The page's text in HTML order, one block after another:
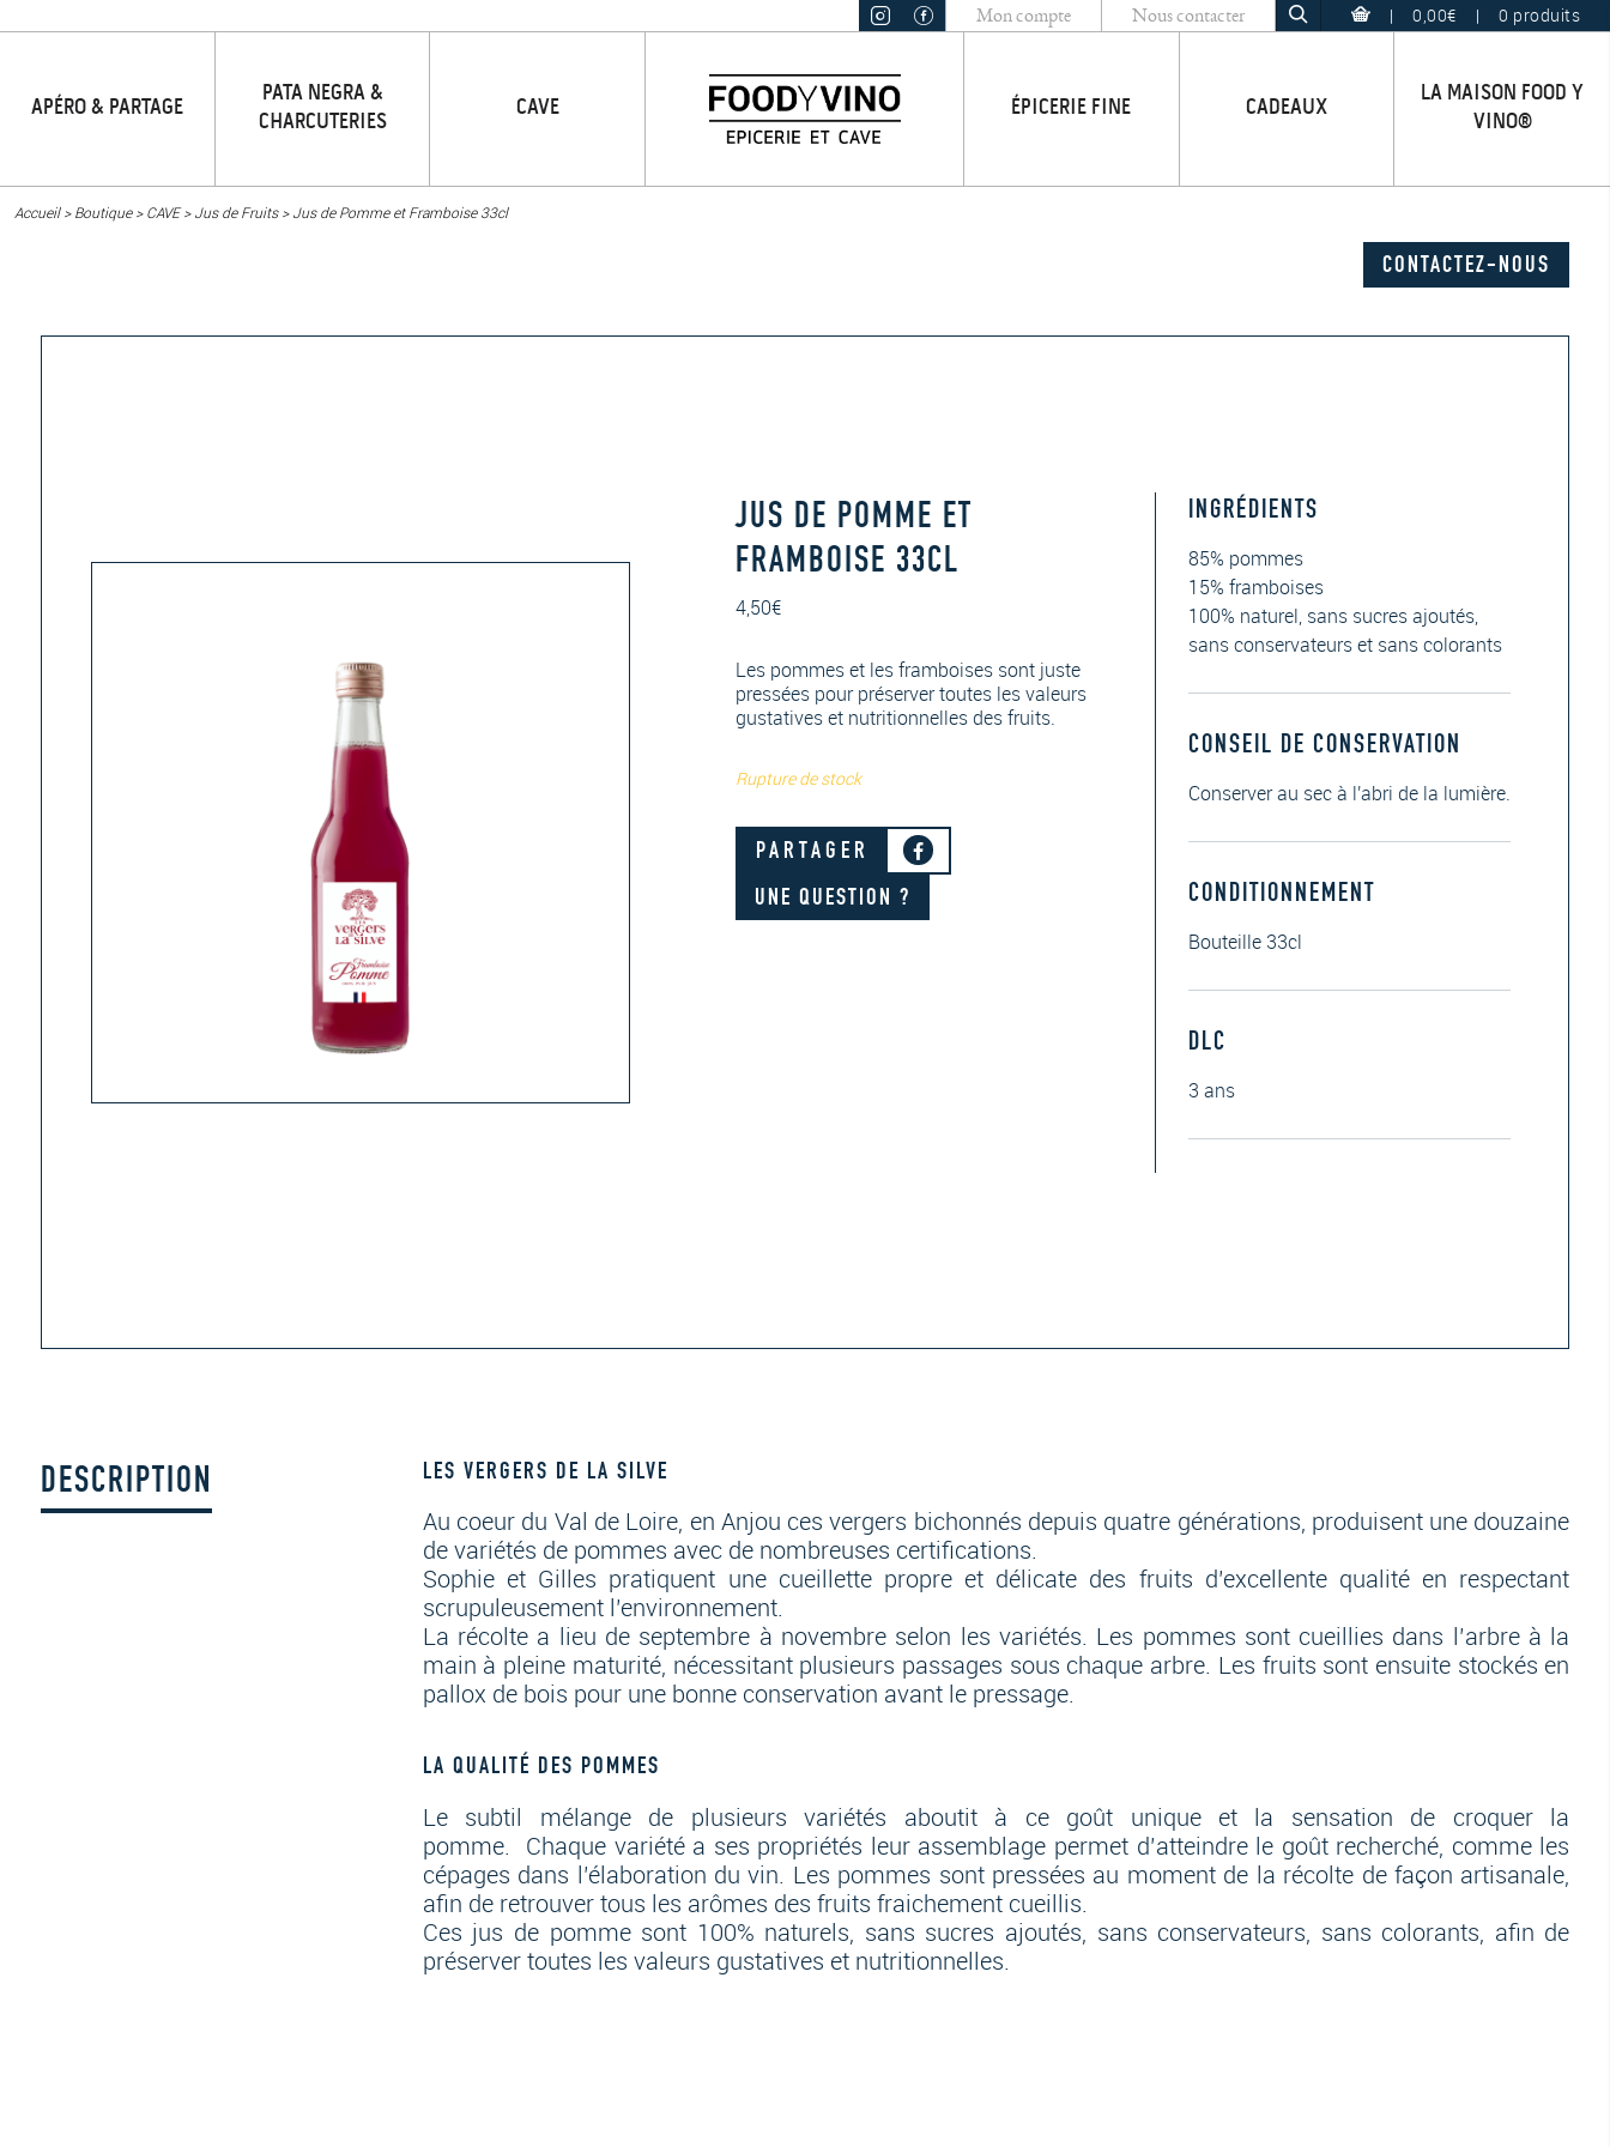
Mon compte Nous contacter | 0,00€ | 0 produits
APÉRO & PARTAGE
PATA NEGRA &
CHARCUTERIES
CAVE ÉPICERIE FINE CADEAUX
LA MAISON FOOD Y
VINO®
Accueil>Boutique>CAVE>Jus de Fruits>Jus de Pomme et Framboise 33cl
CONTACTEZ-NOUS
JUS DE POMME ET
FRAMBOISE 33CL
4,50€
Les pommes et les framboises sont juste
pressées pour préserver toutes les valeurs
gustatives et nutritionnelles des fruits.
Rupture de stock
PARTAGER
UNE QUESTION ?
INGRÉDIENTS
85% pommes
15% framboises
100% naturel, sans sucres ajoutés,
sans conservateurs et sans colorants
CONSEIL DE CONSERVATION
Conserver au sec à l'abri de la lumière.
CONDITIONNEMENT
Bouteille 33cl
DLC
3 ans
DESCRIPTION
LES VERGERS DE LA SILVE
Au coeur du Val de Loire, en Anjou ces vergers bichonnés depuis quatre générations, produisent une douzaine
de variétés de pommes avec de nombreuses certifications.
Sophie et Gilles pratiquent une cueillette propre et délicate des fruits d’excellente qualité en respectant
scrupuleusement l’environnement.
La récolte a lieu de septembre à novembre selon les variétés. Les pommes sont cueillies dans l’arbre à la
main à pleine maturité, nécessitant plusieurs passages sous chaque arbre. Les fruits sont ensuite stockés en
pallox de bois pour une bonne conservation avant le pressage.
LA QUALITÉ DES POMMES
Le subtil mélange de plusieurs variétés aboutit à ce goût unique et la sensation de croquer la
pomme. Chaque variété a ses propriétés leur assemblage permet d’atteindre le goût recherché, comme les
cépages dans l’élaboration du vin. Les pommes sont pressées au moment de la récolte de façon artisanale,
afin de retrouver tous les arômes des fruits fraichement cueillis.
Ces jus de pomme sont 100% naturels, sans sucres ajoutés, sans conservateurs, sans colorants, afin de
préserver toutes les valeurs gustatives et nutritionnelles.